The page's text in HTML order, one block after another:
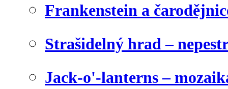
Frankenstein a
Strašidelný hrad –
Jack-o'-lanterns –